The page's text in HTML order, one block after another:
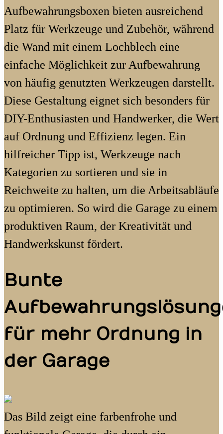
Aufbewahrungsboxen bieten ausreichend
Platz für Werkzeuge und Zubehör, während
die Wand mit einem Lochblech eine
einfache Möglichkeit zur Aufbewahrung
von häufig genutzten Werkzeugen darstellt.
Diese Gestaltung eignet sich besonders für
DIY-Enthusiasten und Handwerker, die Wert
auf Ordnung und Effizienz legen. Ein
hilfreicher Tipp ist, Werkzeuge nach
Kategorien zu sortieren und sie in
Reichweite zu halten, um die Arbeitsabläufe
zu optimieren. So wird die Garage zu einem
produktiven Raum, der Kreativität und
Handwerkskunst fördert.
Bunte
für mehr Ordnung in
der Garage
Das Bild zeigt eine farbenfrohe und